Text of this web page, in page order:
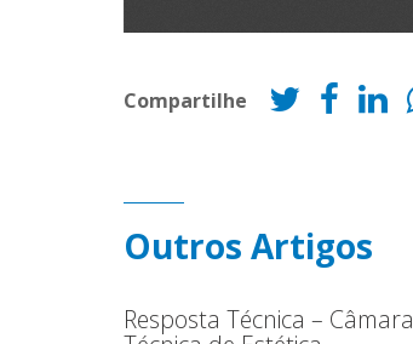
Compartilhe
Outros Artigos
Resposta Técnica – Câmara